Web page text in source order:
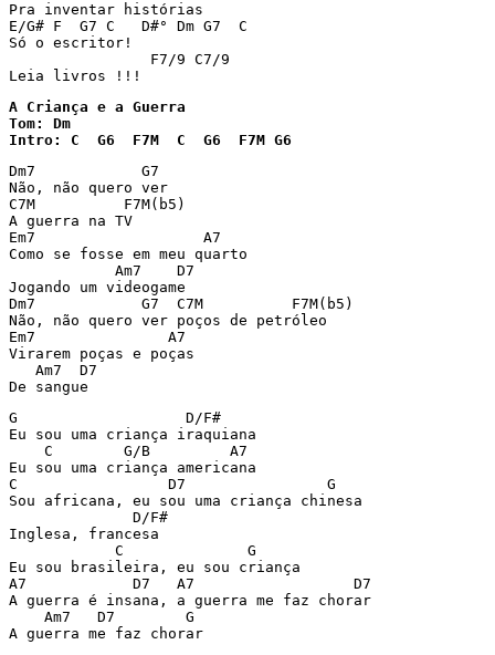
Pra inventar histórias
E/G# F  G7 C   D#° Dm G7  C
Só o escritor!
                F7/9 C7/9
Leia livros !!!
A Criança e a Guerra
Tom: Dm
Intro: C  G6  F7M  C  G6  F7M G6
Dm7            G7
Não, não quero ver
C7M          F7M(b5)
A guerra na TV
Em7                   A7
Como se fosse em meu quarto
            Am7    D7
Jogando um videogame
Dm7            G7  C7M          F7M(b5)
Não, não quero ver poços de petróleo
Em7               A7
Virarem poças e poças
   Am7  D7
De sangue
G                   D/F#
Eu sou uma criança iraquiana
    C        G/B         A7
Eu sou uma criança americana
C                 D7                G
Sou africana, eu sou uma criança chinesa
              D/F#
Inglesa, francesa
            C              G
Eu sou brasileira, eu sou criança
A7            D7   A7                  D7
A guerra é insana, a guerra me faz chorar
    Am7   D7        G
A guerra me faz chorar